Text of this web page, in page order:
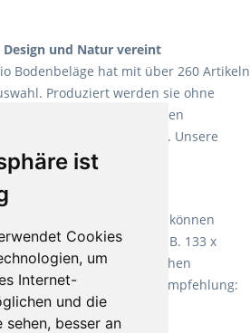
ist
Cookies
um
Internet-
und die
sehen, besser an
Design und Natur vereint
Bodenbeläge hat mit über 260 Artikeln
Produziert werden sie ohne
Mit allen verfügbaren
Bauvorhaben attraktiv. Unsere
Layer XXL.
Laufgefühl
es schon lange vor. Sie können
Sondermaß kaufen, z.B. 133 x
aufgrund der weichen
Zusatzboden. Unsere Empfehlung: